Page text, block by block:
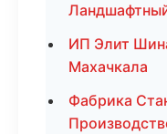
ИП Элит
Махачкала
Фабрика